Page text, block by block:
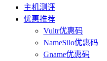
主机测评
优惠推荐
Vultr优惠码
NameSilo优惠码
Gname优惠码